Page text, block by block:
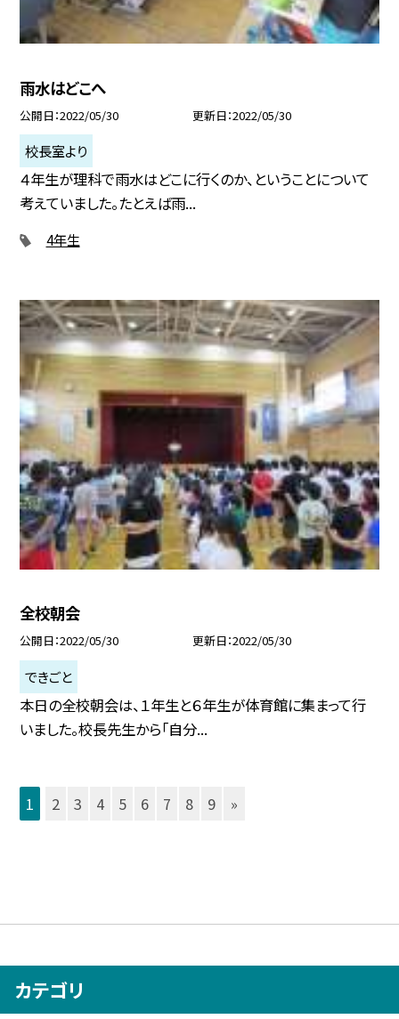
雨水はどこへ
公開日 2022/05/30 更新日 2022/05/30
校長室より
４年生が理科で雨水はどこに行くのか、ということについて
考えていました。たとえば雨...
4年生
全校朝会
公開日 2022/05/30 更新日 2022/05/30
できごと
本日の全校朝会は、１年生と６年生が体育館に集まって行
いました。校長先生から「自分...
1 2 3 4 5 6 7 8 9 »
カテゴリ